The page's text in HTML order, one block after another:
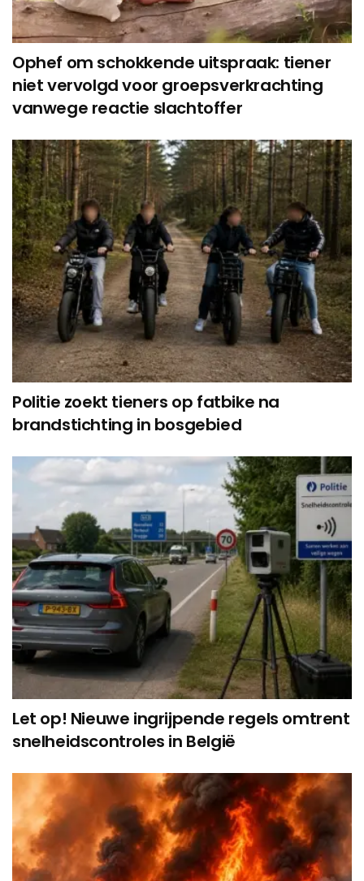
Ophef om schokkende uitspraak: tiener
niet vervolgd voor groepsverkrachting
vanwege reactie slachtoffer
Politie zoekt tieners op fatbike na
brandstichting in bosgebied
Let op! Nieuwe ingrijpende regels omtrent
snelheidscontroles in België